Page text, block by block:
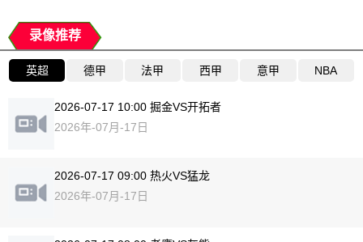
录像推荐
英超 德甲 法甲 西甲 意甲 NBA
2026-07-17 10:00 掘金VS开拓者
2026年-07月-17日
2026-07-17 09:00 热火VS猛龙
2026年-07月-17日